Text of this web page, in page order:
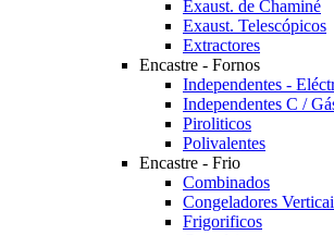
Exaust. de Chaminé
Exaust. Telescópicos
Extractores
Encastre - Fornos
Independentes -
Independentes C /
Piroliticos
Polivalentes
Encastre - Frio
Combinados
Congeladores
Frigorificos